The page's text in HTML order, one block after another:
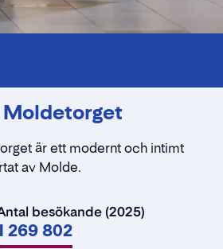
Moldetorget
är ett modernt och intimt
av Molde.
besökande (2025)
269 802